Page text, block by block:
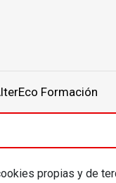
Formación
propias y de